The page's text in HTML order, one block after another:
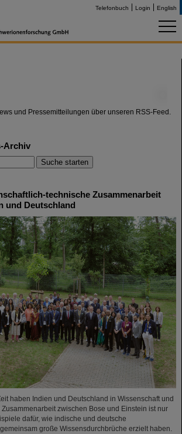
Telefonbuch Login English
und Pressemitteilungen über unseren RSS-Feed.
Archiv
technische Zusammenarbeit
und Deutschland
haben Indien und Deutschland in Wissenschaft und
zwischen Bose und Einstein ist nur
dafür, wie indische und deutsche
große Wissensdurchbrüche erzielt haben.